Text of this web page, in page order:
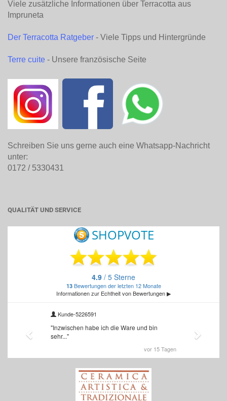
Viele zusätzliche Informationen über Terracotta aus
Impruneta
Der Terracotta Ratgeber - Viele Tipps und Hintergründe
Terre cuite - Unsere französische Seite
Schreiben Sie uns gerne auch eine Whatsapp-Nachricht
unter:
0172 / 5330431
QUALITÄT UND SERVICE